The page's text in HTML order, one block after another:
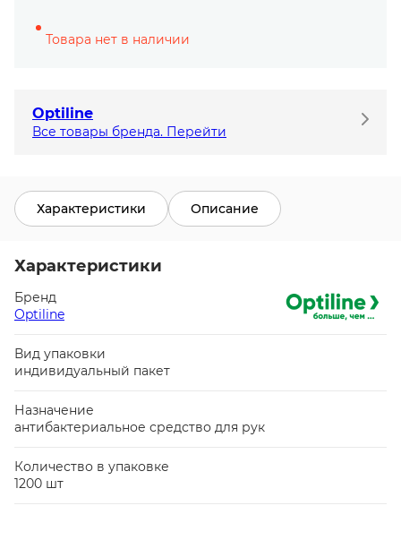
Товара нет в наличии
Optiline
Все товары бренда. Перейти
Характеристики Описание
Характеристики
Бренд
Optiline
Вид упаковки
индивидуальный пакет
Назначение
антибактериальное средство для рук
Количество в упаковке
1200 шт